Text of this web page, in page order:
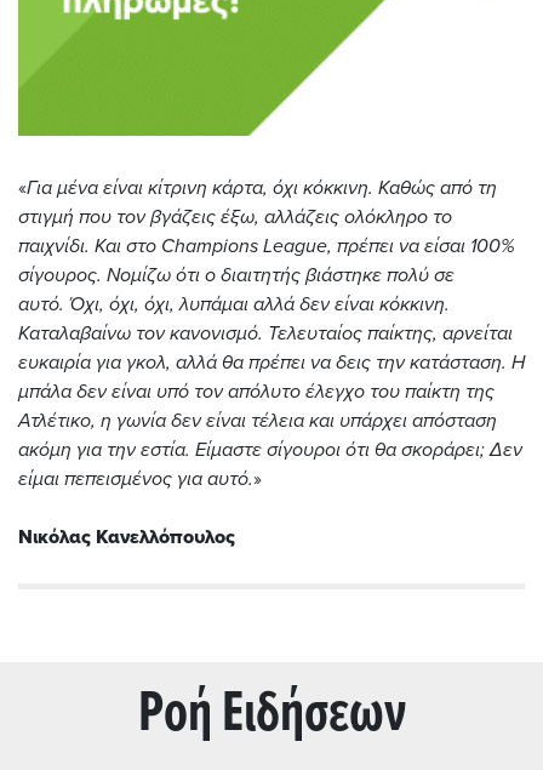
«Για μένα είναι κίτρινη κάρτα, όχι κόκκινη. Καθώς από τη
στιγμή που τον βγάζεις έξω, αλλάζεις ολόκληρο το
παιχνίδι. Και στο Champions League, πρέπει να είσαι 100%
σίγουρος. Νομίζω ότι ο διαιτητής βιάστηκε πολύ σε
αυτό. Όχι, όχι, όχι, λυπάμαι αλλά δεν είναι κόκκινη.
Καταλαβαίνω τον κανονισμό. Τελευταίος παίκτης, αρνείται
ευκαιρία για γκολ, αλλά θα πρέπει να δεις την κατάσταση. Η
μπάλα δεν είναι υπό τον απόλυτο έλεγχο του παίκτη της
Ατλέτικο, η γωνία δεν είναι τέλεια και υπάρχει απόσταση
ακόμη για την εστία. Είμαστε σίγουροι ότι θα σκοράρει; Δεν
είμαι πεπεισμένος για αυτό.»
Νικόλας Κανελλόπουλος
Ρoή Ειδήσεων